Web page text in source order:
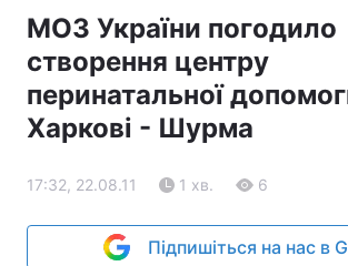
МОЗ України погодило
створення центру
перинатальної
Харкові - Шурма
17:32, 22.08.11 1 хв. 6
Підпишіться на нас в